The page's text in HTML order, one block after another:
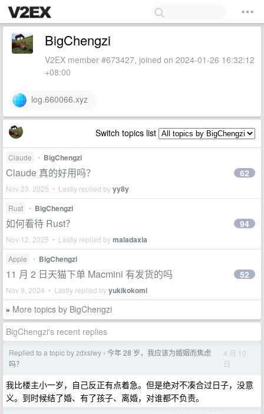
BigChengzi
V2EX member #673427, joined on 2024-01-26 16:32:12
+08:00
log.660066.xyz
Switch topics list
Claude • BigChengzi
Claude 真的好用吗？
Nov 23, 2025 • Lastly replied byyy8y
62
Rust • BigChengzi
如何看待 Rust？
Nov 12, 2025 • Lastly replied bymaladaxia
94
Apple • BigChengzi
11 月 2 日天猫下单 Macmini 有发货的吗
Nov 9, 2024 • Lastly replied byyukikokomi
52
» More topics by BigChengzi
BigChengzi's recent replies
Replied to a topic by zdxslwy › 今年 28 岁，我应该为婚姻而焦虑
吗？
4 月 10
日
我比楼主小一岁，自己反正有点着急。但是绝对不凑合过日子，没意
义。到时候结了婚、有了孩子、离婚，对谁都不负责。